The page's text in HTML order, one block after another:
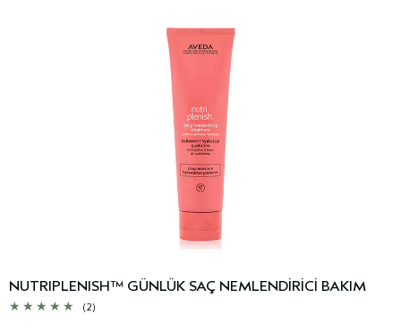
NUTRIPLENISH™ GÜNLÜK SAÇ NEMLENDİRİCİ BAKIM
(2)